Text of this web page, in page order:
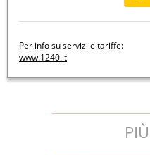
Per info su servizi e tariffe:
www.1240.it